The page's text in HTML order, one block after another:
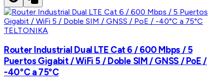
TELTONIKA
Router Industrial Dual LTE Cat 6 / 600 Mbps / 5
Puertos Gigabit / WiFi 5 / Doble SIM / GNSS / PoE /
-40°C a 75°C